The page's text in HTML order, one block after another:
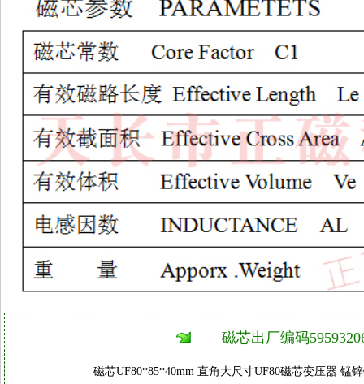
磁芯出厂编码
磁芯UF80*85*40mm 直角大尺寸UF80磁芯变压器 锰锌